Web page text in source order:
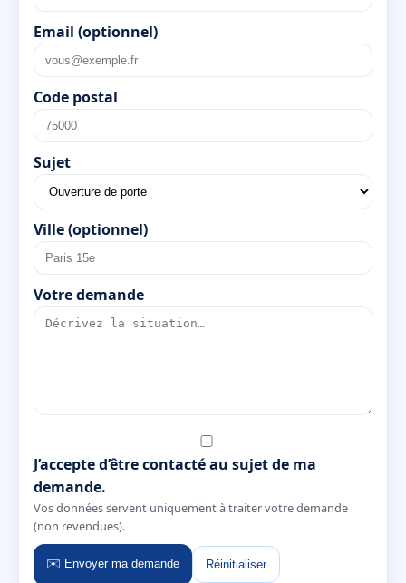
Email (optionnel)
Code postal
Sujet
Ville (optionnel)
Votre demande
J’accepte d’être contacté au sujet de ma
demande.
Vos données servent uniquement à traiter votre demande
(non revendues).
✉️ Envoyer ma demande Réinitialiser